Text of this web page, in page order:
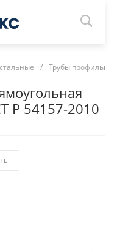
/ Трубы
Р 54157-2010